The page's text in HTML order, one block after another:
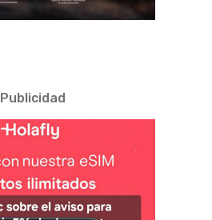
Publicidad